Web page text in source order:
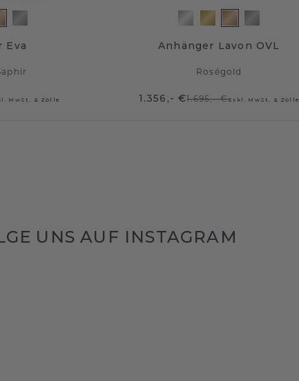
Eva
MwSt. & Zölle
Anhänger Lavon OVL
Roségold
1.356,- €1.695,- €Exkl. MwSt. & Zölle
UNS AUF INSTAGRAM